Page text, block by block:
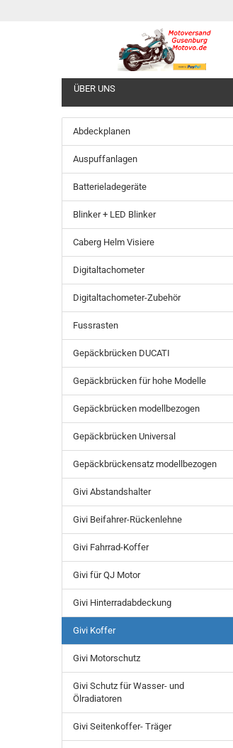
ÜBER UNS
Abdeckplanen
Auspuffanlagen
Batterieladegeräte
Blinker + LED Blinker
Caberg Helm Visiere
Digitaltachometer
Digitaltachometer-Zubehör
Fussrasten
Gepäckbrücken DUCATI
Gepäckbrücken für hohe Modelle
Gepäckbrücken modellbezogen
Gepäckbrücken Universal
Gepäckbrückensatz modellbezogen
Givi Abstandshalter
Givi Beifahrer-Rückenlehne
Givi Fahrrad-Koffer
Givi für QJ Motor
Givi Hinterradabdeckung
Givi Koffer
Givi Motorschutz
Givi Schutz für Wasser- und
Ölradiatoren
Givi Seitenkoffer- Träger